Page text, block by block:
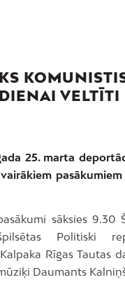
VELTĪTI
25. marta
sāksies 9.30
Politiski
Rīgas Tautas
Daumants